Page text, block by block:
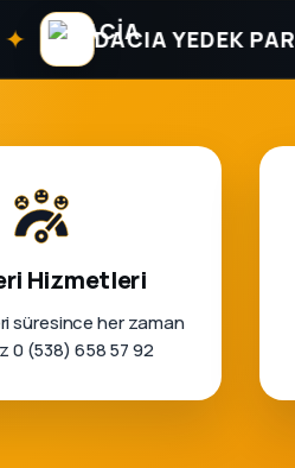
DACIA YEDEK PARÇA
Hizmetleri
süresince her zaman
0 (538) 658 57 92